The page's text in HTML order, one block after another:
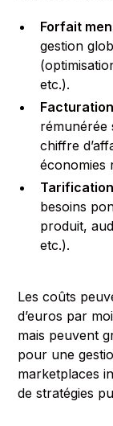
Forfait
gestion
etc.).
rémunérée
chiffre
économies
besoins
produit,
etc.).
Les coûts
d’euros par
mais peuvent
pour une
marketplaces
de stratégies